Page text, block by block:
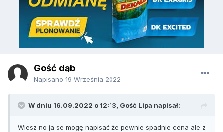
Gość dąb
Napisano 19 Września 2022
W dniu 16.09.2022 o 12:13, Gość Lipa napisał:
Wiesz no ja se mogę napisać że pewnie spadnie cena ale z